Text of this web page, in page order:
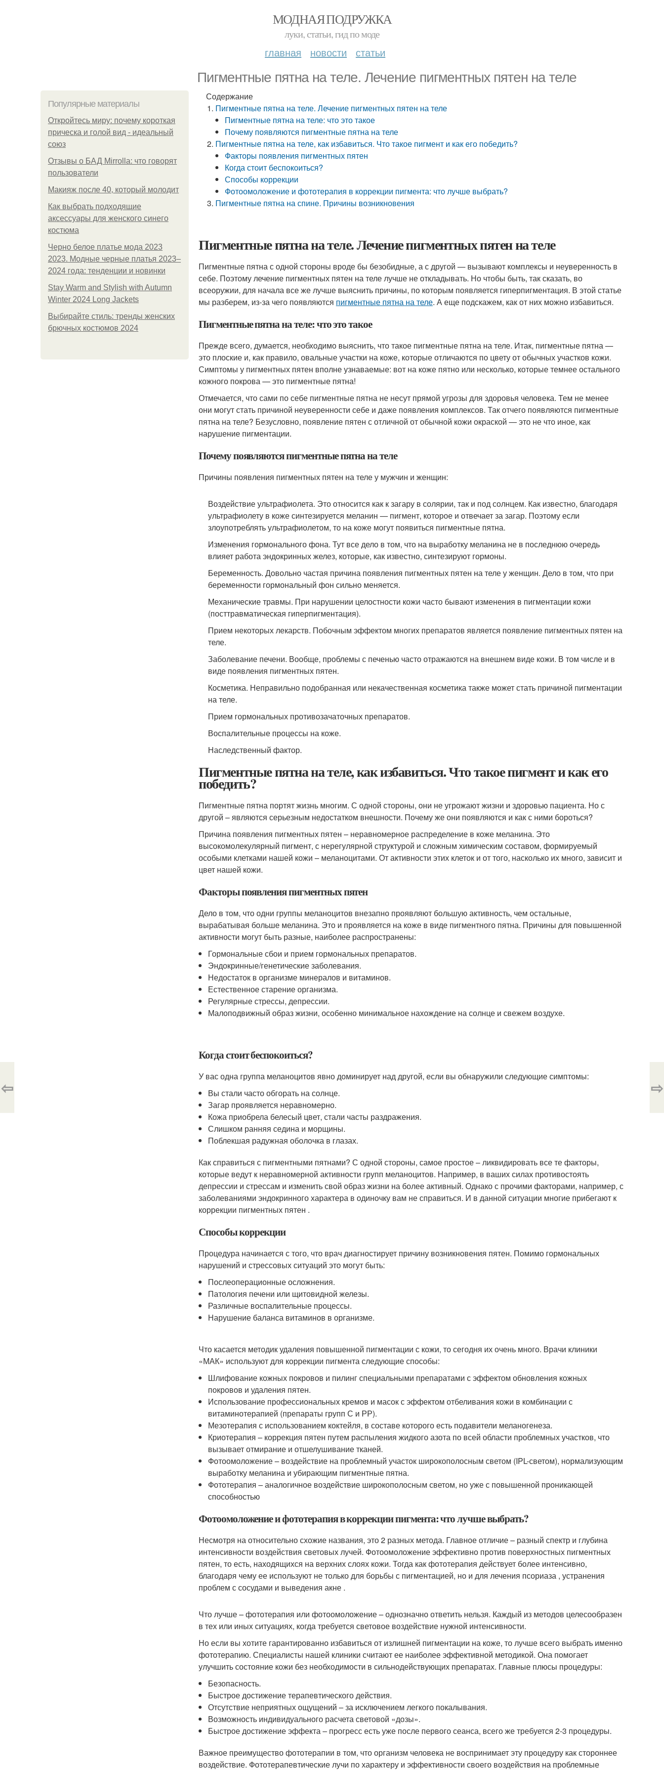
МОДНАЯ ПОДРУЖКА
луки, статьи, гид по моде
главная новости статьи
Пигментные пятна на теле. Лечение пигментных пятен на теле
Популярные материалы
Откройтесь миру: почему короткая
прическа и голой вид - идеальный
союз
Отзывы о БАД Mirrolla: что говорят
пользователи
Макияж после 40, который молодит
Как выбрать подходящие
аксессуары для женского синего
костюма
Черно белое платье мода 2023
2023. Модные черные платья 2023–
2024 года: тенденции и новинки
Stay Warm and Stylish with Autumn
Winter 2024 Long Jackets
Выбирайте стиль: тренды женских
брючных костюмов 2024
Содержание
Пигментные пятна на теле. Лечение пигментных пятен на теле
Пигментные пятна на теле: что это такое
Почему появляются пигментные пятна на теле
Пигментные пятна на теле, как избавиться. Что такое пигмент и как его победить?
Факторы появления пигментных пятен
Когда стоит беспокоиться?
Способы коррекции
Фотоомоложение и фототерапия в коррекции пигмента: что лучше выбрать?
Пигментные пятна на спине. Причины возникновения
Пигментные пятна на теле. Лечение пигментных пятен на теле
Пигментные пятна с одной стороны вроде бы безобидные, а с другой — вызывают комплексы и неуверенность в
себе. Поэтому лечение пигментных пятен на теле лучше не откладывать. Но чтобы быть, так сказать, во
всеоружии, для начала все же лучше выяснить причины, по которым появляется гиперпигментация. В этой статье
мы разберем, из-за чего появляются пигментные пятна на теле. А еще подскажем, как от них можно избавиться.
Пигментные пятна на теле: что это такое
Прежде всего, думается, необходимо выяснить, что такое пигментные пятна на теле. Итак, пигментные пятна —
это плоские и, как правило, овальные участки на коже, которые отличаются по цвету от обычных участков кожи.
Симптомы у пигментных пятен вполне узнаваемые: вот на коже пятно или несколько, которые темнее остального
кожного покрова — это пигментные пятна!
Отмечается, что сами по себе пигментные пятна не несут прямой угрозы для здоровья человека. Тем не менее
они могут стать причиной неуверенности себе и даже появления комплексов. Так отчего появляются пигментные
пятна на теле? Безусловно, появление пятен с отличной от обычной кожи окраской — это не что иное, как
нарушение пигментации.
Почему появляются пигментные пятна на теле
Причины появления пигментных пятен на теле у мужчин и женщин:
Воздействие ультрафиолета. Это относится как к загару в солярии, так и под солнцем. Как известно, благодаря
ультрафиолету в коже синтезируется меланин — пигмент, которое и отвечает за загар. Поэтому если
злоупотреблять ультрафиолетом, то на коже могут появиться пигментные пятна.
Изменения гормонального фона. Тут все дело в том, что на выработку меланина не в последнюю очередь
влияет работа эндокринных желез, которые, как известно, синтезируют гормоны.
Беременность. Довольно частая причина появления пигментных пятен на теле у женщин. Дело в том, что при
беременности гормональный фон сильно меняется.
Механические травмы. При нарушении целостности кожи часто бывают изменения в пигментации кожи
(посттравматическая гиперпигментация).
Прием некоторых лекарств. Побочным эффектом многих препаратов является появление пигментных пятен на
теле.
Заболевание печени. Вообще, проблемы с печенью часто отражаются на внешнем виде кожи. В том числе и в
виде появления пигментных пятен.
Косметика. Неправильно подобранная или некачественная косметика также может стать причиной пигментации
на теле.
Прием гормональных противозачаточных препаратов.
Воспалительные процессы на коже.
Наследственный фактор.
Пигментные пятна на теле, как избавиться. Что такое пигмент и как его
победить?
Пигментные пятна портят жизнь многим. С одной стороны, они не угрожают жизни и здоровью пациента. Но с
другой – являются серьезным недостатком внешности. Почему же они появляются и как с ними бороться?
Причина появления пигментных пятен – неравномерное распределение в коже меланина. Это
высокомолекулярный пигмент, с нерегулярной структурой и сложным химическим составом, формируемый
особыми клетками нашей кожи – меланоцитами. От активности этих клеток и от того, насколько их много, зависит и
цвет нашей кожи.
Факторы появления пигментных пятен
Дело в том, что одни группы меланоцитов внезапно проявляют большую активность, чем остальные,
вырабатывая больше меланина. Это и проявляется на коже в виде пигментного пятна. Причины для повышенной
активности могут быть разные, наиболее распространены:
Гормональные сбои и прием гормональных препаратов.
Эндокринные/генетические заболевания.
Недостаток в организме минералов и витаминов.
Естественное старение организма.
Регулярные стрессы, депрессии.
Малоподвижный образ жизни, особенно минимальное нахождение на солнце и свежем воздухе.
Когда стоит беспокоиться?
У вас одна группа меланоцитов явно доминирует над другой, если вы обнаружили следующие симптомы:
Вы стали часто обгорать на солнце.
Загар проявляется неравномерно.
Кожа приобрела белесый цвет, стали часты раздражения.
Слишком ранняя седина и морщины.
Поблекшая радужная оболочка в глазах.
Как справиться с пигментными пятнами? С одной стороны, самое простое – ликвидировать все те факторы,
которые ведут к неравномерной активности групп меланоцитов. Например, в ваших силах противостоять
депрессии и стрессам и изменить свой образ жизни на более активный. Однако с прочими факторами, например, с
заболеваниями эндокринного характера в одиночку вам не справиться. И в данной ситуации многие прибегают к
коррекции пигментных пятен .
Способы коррекции
Процедура начинается с того, что врач диагностирует причину возникновения пятен. Помимо гормональных
нарушений и стрессовых ситуаций это могут быть:
Послеоперационные осложнения.
Патология печени или щитовидной железы.
Различные воспалительные процессы.
Нарушение баланса витаминов в организме.
Что касается методик удаления повышенной пигментации с кожи, то сегодня их очень много. Врачи клиники
«МАК» используют для коррекции пигмента следующие способы:
Шлифование кожных покровов и пилинг специальными препаратами с эффектом обновления кожных
покровов и удаления пятен.
Использование профессиональных кремов и масок с эффектом отбеливания кожи в комбинации с
витаминотерапией (препараты групп С и РР).
Мезотерапия с использованием коктейля, в составе которого есть подавители меланогенеза.
Криотерапия – коррекция пятен путем распыления жидкого азота по всей области проблемных участков, что
вызывает отмирание и отшелушивание тканей.
Фотоомоложение – воздействие на проблемный участок широкополосным светом (IPL-светом), нормализующим
выработку меланина и убирающим пигментные пятна.
Фототерапия – аналогичное воздействие широкополосным светом, но уже с повышенной проникающей
способностью
Фотоомоложение и фототерапия в коррекции пигмента: что лучше выбрать?
Несмотря на относительно схожие названия, это 2 разных метода. Главное отличие – разный спектр и глубина
интенсивности воздействия световых лучей. Фотоомоложение эффективно против поверхностных пигментных
пятен, то есть, находящихся на верхних слоях кожи. Тогда как фототерапия действует более интенсивно,
благодаря чему ее используют не только для борьбы с пигментацией, но и для лечения псориаза , устранения
проблем с сосудами и выведения акне .
Что лучше – фототерапия или фотоомоложение – однозначно ответить нельзя. Каждый из методов целесообразен
в тех или иных ситуациях, когда требуется световое воздействие нужной интенсивности.
Но если вы хотите гарантированно избавиться от излишней пигментации на коже, то лучше всего выбрать именно
фототерапию. Специалисты нашей клиники считают ее наиболее эффективной методикой. Она помогает
улучшить состояние кожи без необходимости в сильнодействующих препаратах. Главные плюсы процедуры:
Безопасность.
Быстрое достижение терапевтического действия.
Отсутствие неприятных ощущений – за исключением легкого покалывания.
Возможность индивидуального расчета световой «дозы».
Быстрое достижение эффекта – прогресс есть уже после первого сеанса, всего же требуется 2-3 процедуры.
Важное преимущество фототерапии в том, что организм человека не воспринимает эту процедуру как стороннее
воздействие. Фототерапевтические лучи по характеру и эффективности своего воздействия на проблемные
⇦ ⇨